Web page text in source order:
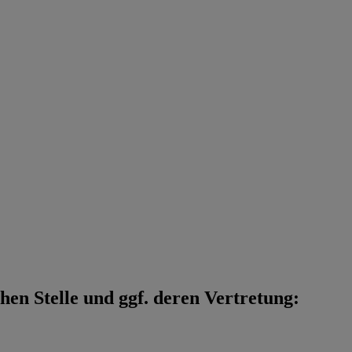
Stelle und ggf. deren Vertretung: